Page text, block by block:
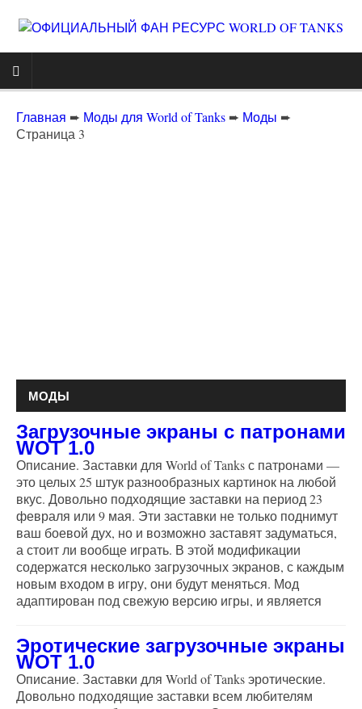
Главная ➨ Моды для World of Tanks ➨ Моды ➨
Страница 3
МОДЫ
Загрузочные экраны c патронами
WOT 1.0
Описание. Заставки для World of Tanks с патронами —
это целых 25 штук разнообразных картинок на любой
вкус. Довольно подходящие заставки на период 23
февраля или 9 мая. Эти заставки не только поднимут
ваш боевой дух, но и возможно заставят задуматься,
а стоит ли вообще играть. В этой модификации
содержатся несколько загрузочных экранов, с каждым
новым входом в игру, они будут меняться. Мод
адаптирован под свежую версию игры, и является
Эротические загрузочные экраны
WOT 1.0
Описание. Заставки для World of Tanks эротические.
Довольно подходящие заставки всем любителям